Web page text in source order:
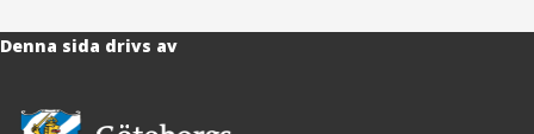
Denna sida drivs av